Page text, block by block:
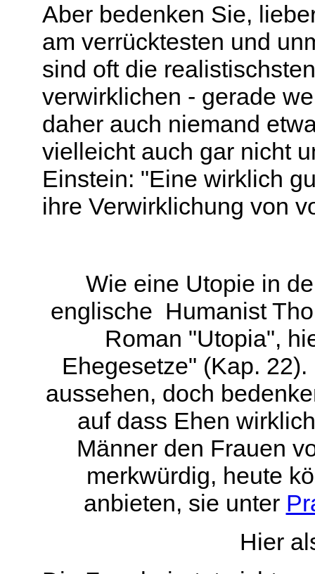
Aber bedenken Sie,
am verrücktesten und
sind oft die
verwirklichen - gerade
daher auch niemand
vielleicht auch gar nicht
Einstein: "Eine wirklich
ihre Verwirklichung von
Wie eine Utopie in
englische Humanist
Roman "Utopia",
Ehegesetze" (Kap.
aussehen, doch
auf dass Ehen
Männer den Frauen
merkwürdig, heute
anbieten, sie unter
Hier